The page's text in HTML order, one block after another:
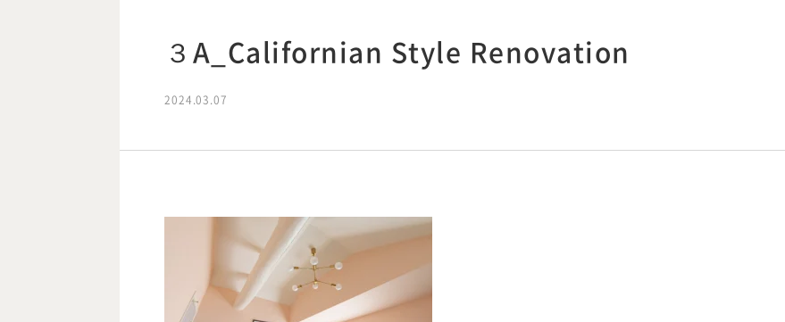
３A_Californian Style Renovation
2024.03.07